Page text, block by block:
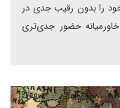
را بدون رقیب جدی در
حضور جدی‌تری